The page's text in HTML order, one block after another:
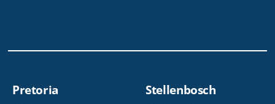
Pretoria Stellenbosch